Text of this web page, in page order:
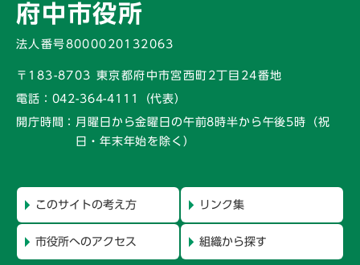
府中市役所
法人番号8000020132063
〒183-8703 東京都府中市宮西町2丁目24番地
電話： 042-364-4111（代表）
開庁時間： 月曜日から金曜日の午前8時半から午後5時 （祝
日・年末年始を除く）
このサイトの考え方 リンク集
市役所へのアクセス 組織から探す